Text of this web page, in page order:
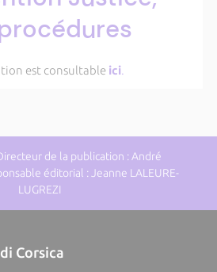
est consultable ici.
de la publication : André
éditorial : Jeanne LALEURE-
LUGREZI
Corsica